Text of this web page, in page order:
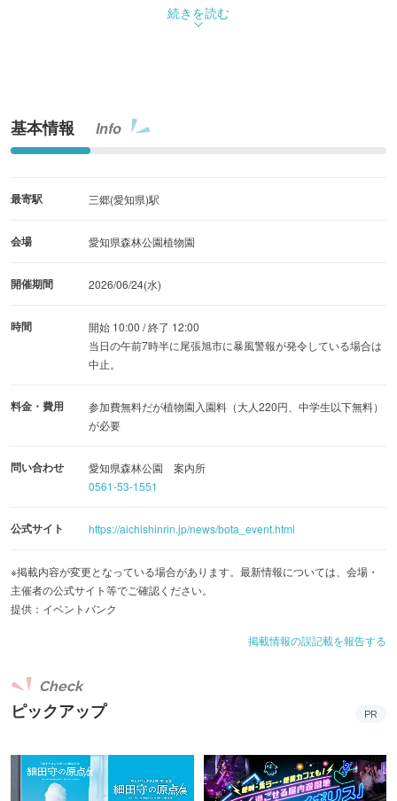
続きを読む
基本情報 Info
最寄駅 三郷(愛知県)駅
会場 愛知県森林公園植物園
開催期間 2026/06/24(水)
時間
開始 10:00 / 終了 12:00
当日の午前7時半に尾張旭市に暴風警報が発令している場合は
中止。
料金・費用
参加費無料だが植物園入園料（大人220円、中学生以下無料）
が必要
問い合わせ
愛知県森林公園 案内所
0561-53-1551
公式サイト https://aichishinrin.jp/news/bota_event.html
※掲載内容が変更となっている場合があります。最新情報については、会場・
主催者の公式サイト等でご確認ください。
提供：イベントバンク
掲載情報の誤記載を報告する
ピックアップ
Check
PR